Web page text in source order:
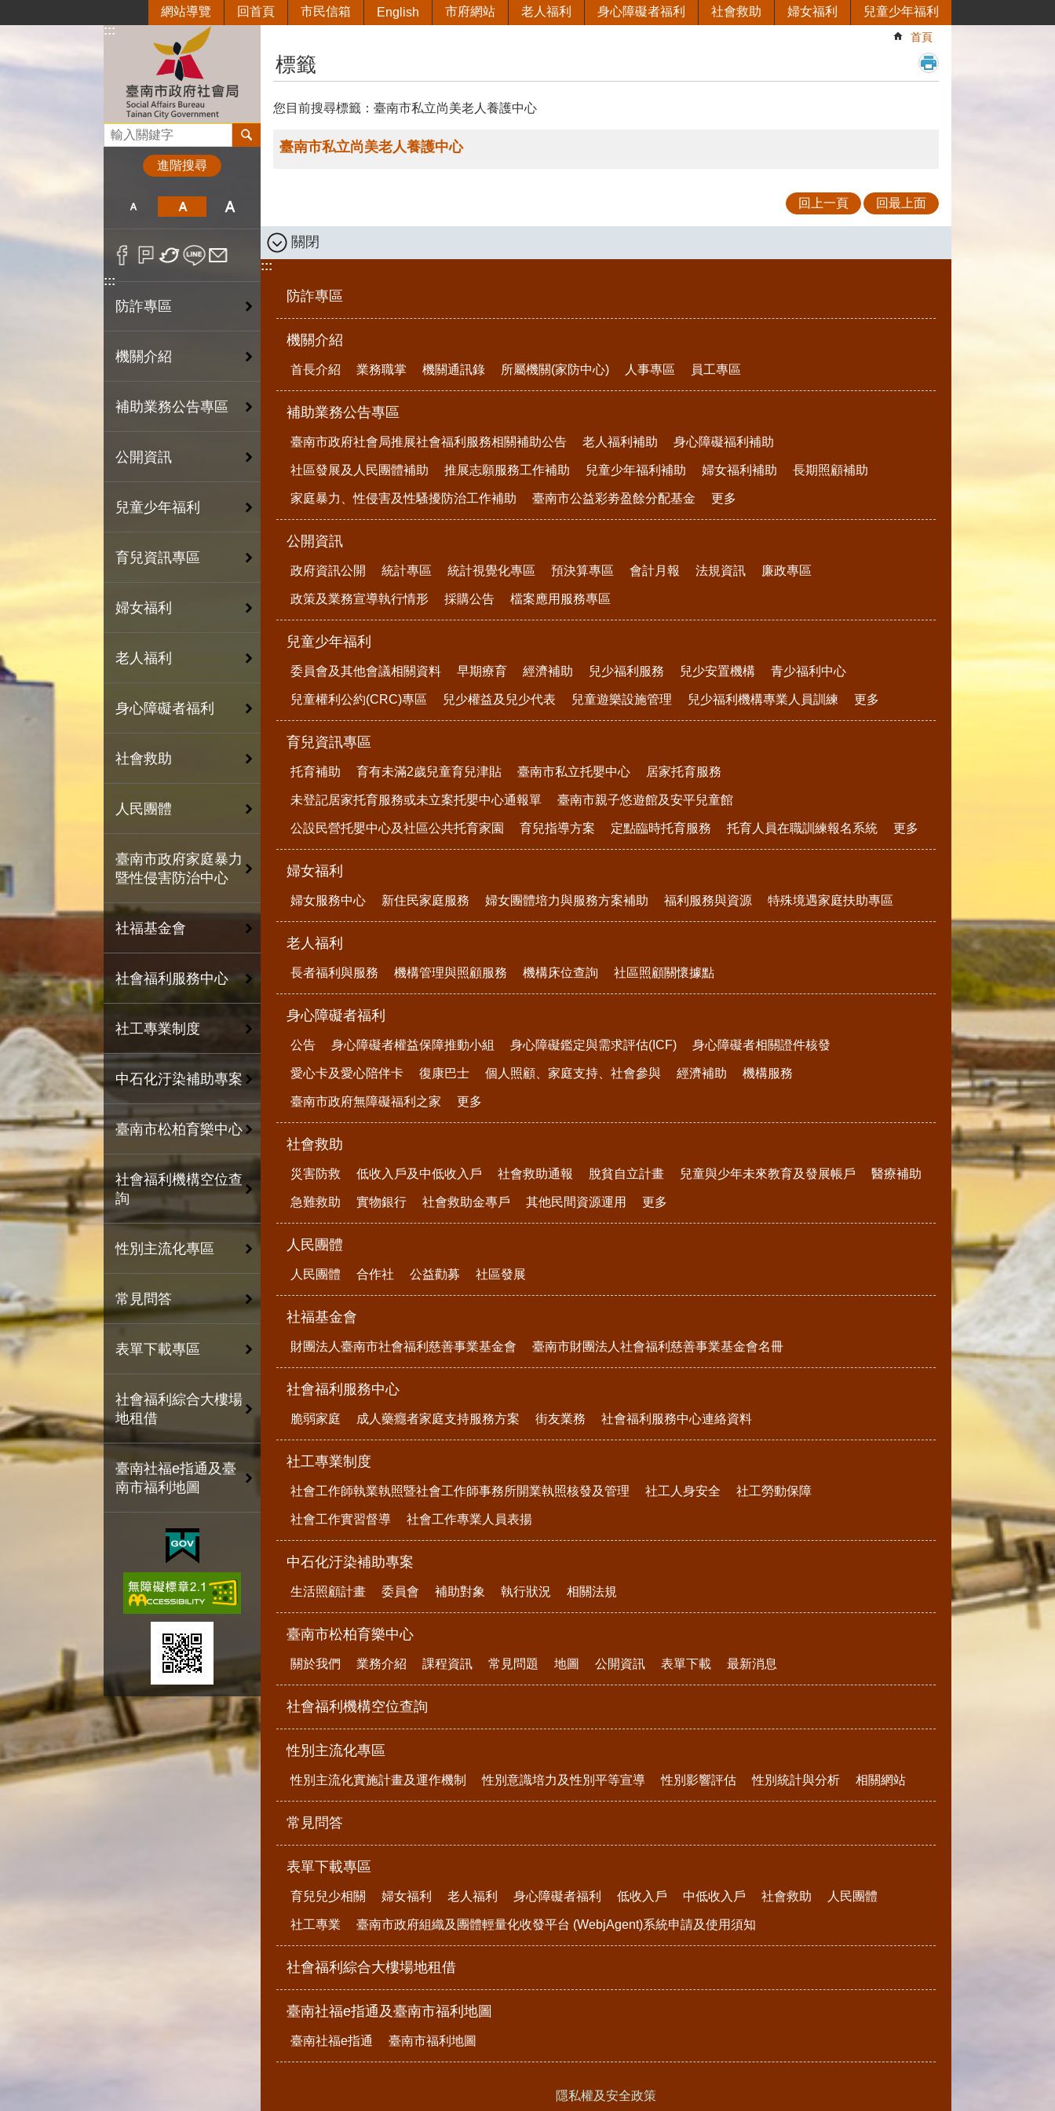
:::
網站導覽 回首頁 市民信箱 English 市府網站 老人福利 身心障礙者福利 社會救助 婦女福利 兒童少年福利
搜尋
進階搜尋
:::
防詐專區
機關介紹
補助業務公告專區
公開資訊
兒童少年福利
育兒資訊專區
婦女福利
老人福利
身心障礙者福利
社會救助
人民團體
臺南市政府家庭暴力
暨性侵害防治中心
社福基金會
社會福利服務中心
社工專業制度
中石化汙染補助專案
臺南市松柏育樂中心
社會福利機構空位查
詢
性別主流化專區
常見問答
表單下載專區
社會福利綜合大樓場
地租借
臺南社福e指通及臺
南市福利地圖
首頁
標籤
您目前搜尋標籤：臺南市私立尚美老人養護中心
臺南市私立尚美老人養護中心
回上一頁 回最上面
關閉
:::
防詐專區
機關介紹
首長介紹 業務職掌 機關通訊錄 所屬機關(家防中心) 人事專區 員工專區
補助業務公告專區
臺南市政府社會局推展社會福利服務相關補助公告 老人福利補助 身心障礙福利補助
社區發展及人民團體補助 推展志願服務工作補助 兒童少年福利補助 婦女福利補助 長期照顧補助
家庭暴力、性侵害及性騷擾防治工作補助 臺南市公益彩劵盈餘分配基金 更多
公開資訊
政府資訊公開 統計專區 統計視覺化專區 預決算專區 會計月報 法規資訊 廉政專區
政策及業務宣導執行情形 採購公告 檔案應用服務專區
兒童少年福利
委員會及其他會議相關資料 早期療育 經濟補助 兒少福利服務 兒少安置機構 青少福利中心
兒童權利公約(CRC)專區 兒少權益及兒少代表 兒童遊樂設施管理 兒少福利機構專業人員訓練 更多
育兒資訊專區
托育補助 育有未滿2歲兒童育兒津貼 臺南市私立托嬰中心 居家托育服務
未登記居家托育服務或未立案托嬰中心通報單 臺南市親子悠遊館及安平兒童館
公設民營托嬰中心及社區公共托育家園 育兒指導方案 定點臨時托育服務 托育人員在職訓練報名系統 更多
婦女福利
婦女服務中心 新住民家庭服務 婦女團體培力與服務方案補助 福利服務與資源 特殊境遇家庭扶助專區
老人福利
長者福利與服務 機構管理與照顧服務 機構床位查詢 社區照顧關懷據點
身心障礙者福利
公告 身心障礙者權益保障推動小組 身心障礙鑑定與需求評估(ICF) 身心障礙者相關證件核發
愛心卡及愛心陪伴卡 復康巴士 個人照顧、家庭支持、社會參與 經濟補助 機構服務
臺南市政府無障礙福利之家 更多
社會救助
災害防救 低收入戶及中低收入戶 社會救助通報 脫貧自立計畫 兒童與少年未來教育及發展帳戶 醫療補助
急難救助 實物銀行 社會救助金專戶 其他民間資源運用 更多
人民團體
人民團體 合作社 公益勸募 社區發展
社福基金會
財團法人臺南市社會福利慈善事業基金會 臺南市財團法人社會福利慈善事業基金會名冊
社會福利服務中心
脆弱家庭 成人藥癮者家庭支持服務方案 街友業務 社會福利服務中心連絡資料
社工專業制度
社會工作師執業執照暨社會工作師事務所開業執照核發及管理 社工人身安全 社工勞動保障
社會工作實習督導 社會工作專業人員表揚
中石化汙染補助專案
生活照顧計畫 委員會 補助對象 執行狀況 相關法規
臺南市松柏育樂中心
關於我們 業務介紹 課程資訊 常見問題 地圖 公開資訊 表單下載 最新消息
社會福利機構空位查詢
性別主流化專區
性別主流化實施計畫及運作機制 性別意識培力及性別平等宣導 性別影響評估 性別統計與分析 相關網站
常見問答
表單下載專區
育兒兒少相關 婦女福利 老人福利 身心障礙者福利 低收入戶 中低收入戶 社會救助 人民團體
社工專業 臺南市政府組織及團體輕量化收發平台 (WebjAgent)系統申請及使用須知
社會福利綜合大樓場地租借
臺南社福e指通及臺南市福利地圖
臺南社福e指通 臺南市福利地圖
隱私權及安全政策